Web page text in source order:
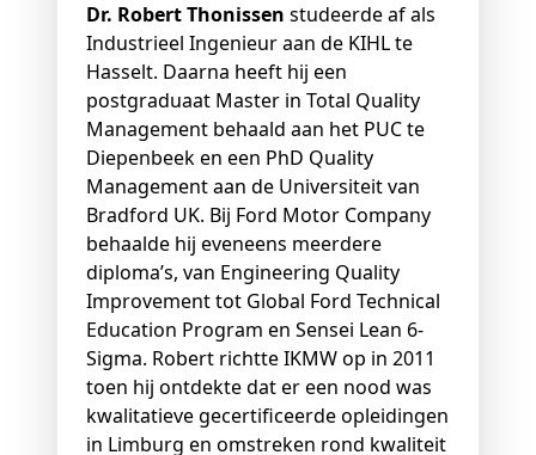
Dr. Robert Thonissen studeerde af als
Industrieel Ingenieur aan de KIHL te
Hasselt. Daarna heeft hij een
postgraduaat Master in Total Quality
Management behaald aan het PUC te
Diepenbeek en een PhD Quality
Management aan de Universiteit van
Bradford UK. Bij Ford Motor Company
behaalde hij eveneens meerdere
diploma’s, van Engineering Quality
Improvement tot Global Ford Technical
Education Program en Sensei Lean 6-
Sigma. Robert richtte IKMW op in 2011
toen hij ontdekte dat er een nood was
kwalitatieve gecertificeerde opleidingen
in Limburg en omstreken rond kwaliteit